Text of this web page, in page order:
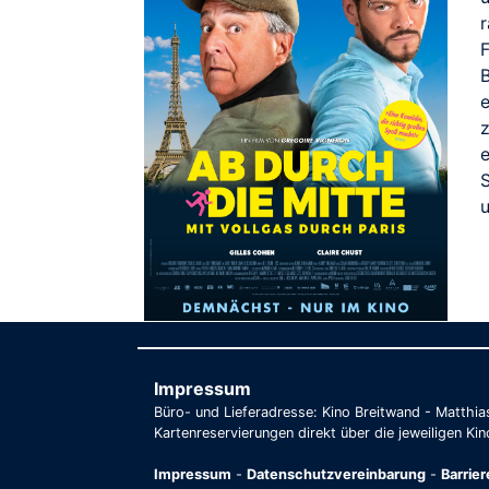
Impressum
Büro- und Lieferadresse: Kino Breitwand -
Kartenreservierungen direkt über die jeweiligen
Impressum - Datenschutzvereinbarung -